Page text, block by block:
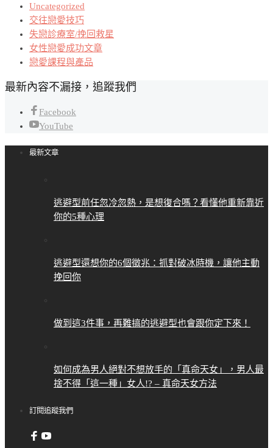
Uncategorized
交往戀愛技巧
失戀診療室/挽回救星
女性戀愛成功文章
戀愛課程與產品
最新內容不漏接，追蹤我們
Facebook
YouTube
最新文章
逃避型前任忽冷忽熱，是想復合嗎？看懂他重新靠近
你的5種心理
逃避型還想你的6個徵兆：抓對破冰時機，讓他主動
挽回你
做到這3件事，再難搞的逃避型也會跟你定下來！
如何成為男人絕對不想放手的「真命天女」，男人最
捨不得「這一種」女人!? – 真命天女方法
訂閱追蹤我們